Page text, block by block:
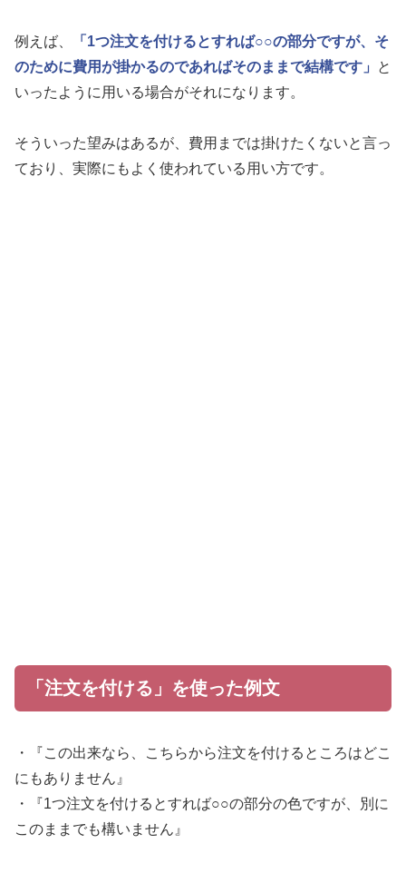
例えば、
「1つ注文を付けるとすれば○○の部分ですが、そ
のために費用が掛かるのであればそのままで結構です」
と
いったように用いる場合がそれになります。
そういった望みはあるが、費用までは掛けたくないと言っ
ており、実際にもよく使われている用い方です。
「注文を付ける」を使った例文
・『この出来なら、こちらから注文を付けるところはどこ
にもありません』
・『1つ注文を付けるとすれば○○の部分の色ですが、別に
このままでも構いません』